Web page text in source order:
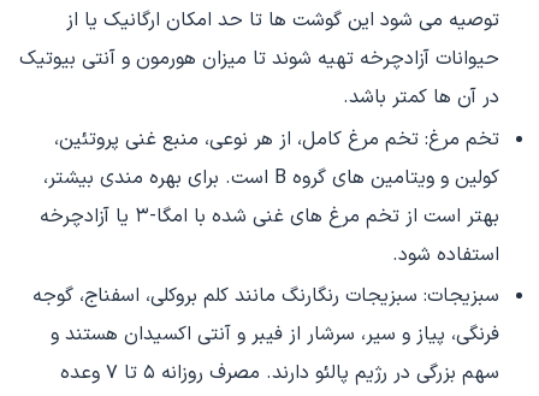
توصیه می شود این گوشت ها تا حد امکان ارگانیک یا از
حیوانات آزادچرخه تهیه شوند تا میزان هورمون و آنتی بیوتیک
در آن ها کمتر باشد.
تخم مرغ: تخم مرغ کامل، از هر نوعی، منبع غنی پروتئین،
کولین و ویتامین های گروه B است. برای بهره مندی بیشتر،
بهتر است از تخم مرغ های غنی شده با امگا-۳ یا آزادچرخه
استفاده شود.
سبزیجات: سبزیجات رنگارنگ مانند کلم بروکلی، اسفناج، گوجه
فرنگی، پیاز و سیر، سرشار از فیبر و آنتی اکسیدان هستند و
سهم بزرگی در رژیم پالئو دارند. مصرف روزانه ۵ تا ۷ وعده